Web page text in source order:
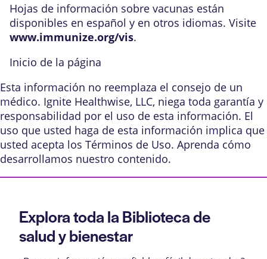
Hojas de información sobre vacunas están
disponibles en español y en otros idiomas. Visite
www.immunize.org/vis.
Inicio de la página
Esta información no reemplaza el consejo de un
médico. Ignite Healthwise, LLC, niega toda garantía y
responsabilidad por el uso de esta información. El
uso que usted haga de esta información implica que
usted acepta los Términos de Uso. Aprenda cómo
desarrollamos nuestro contenido.
Explora toda la Biblioteca de
salud y bienestar